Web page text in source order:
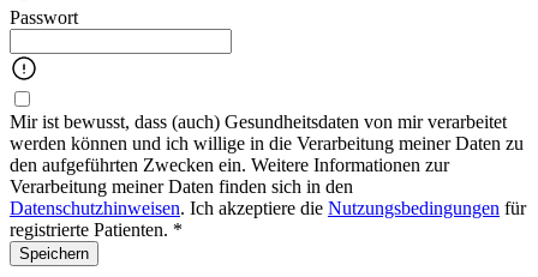
Passwort
Mir ist bewusst, dass (auch) Gesundheitsdaten von mir verarbeitet
werden können und ich willige in die Verarbeitung meiner Daten zu
den aufgeführten Zwecken ein. Weitere Informationen zur
Verarbeitung meiner Daten finden sich in den
Datenschutzhinweisen. Ich akzeptiere die Nutzungsbedingungen für
registrierte Patienten. *
Speichern